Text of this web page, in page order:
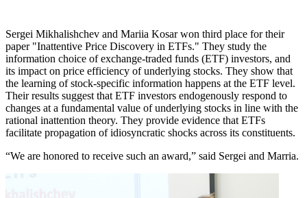
Sergei Mikhalishchev and Mariia Kosar won third place for their
paper "Inattentive Price Discovery in ETFs." They study the
information choice of exchange-traded funds (ETF) investors, and
its impact on price efficiency of underlying stocks. They show that
the learning of stock-specific information happens at the ETF level.
Their results suggest that ETF investors endogenously respond to
changes at a fundamental value of underlying stocks in line with the
rational inattention theory. They provide evidence that ETFs
facilitate propagation of idiosyncratic shocks across its constituents.
“We are honored to receive such an award,” said Sergei and Marria.